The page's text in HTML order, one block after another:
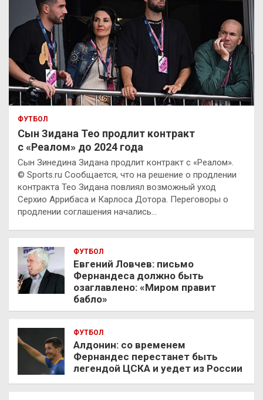
ФУТБОЛ
Сын Зидана Тео продлит контракт
с «Реалом» до 2024 года
Сын Зинедина Зидана продлит контракт с «Реалом».
© Sports.ru Сообщается, что на решение о продлении
контракта Тео Зидана повлиял возможный уход
Серхио Аррибаса и Карлоса Дотора. Переговоры о
продлении соглашения начались…
ФУТБОЛ
Евгений Ловчев: письмо
Фернандеса должно быть
озаглавлено: «Миром правит
бабло»
ФУТБОЛ
Алдонин: со временем
Фернандес перестанет быть
легендой ЦСКА и уедет из России